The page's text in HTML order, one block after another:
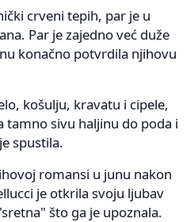
crveni tepih, par je u
Par je zajedno već duže
konačno potvrdila njihovu
košulju, kravatu i cipele,
tamno sivu haljinu do poda i
spustila.
romansi u junu nakon
je otkrila svoju ljubav
što ga je upoznala.